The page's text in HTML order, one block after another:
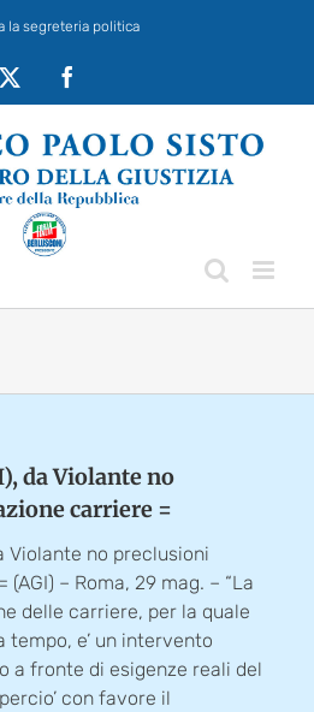
la segreteria politica
da Violante no
carriere =
Violante no preclusioni
– Roma, 29 mag. – “La
delle carriere, per la quale
e’ un intervento
a fronte di esigenze reali del
con favore il